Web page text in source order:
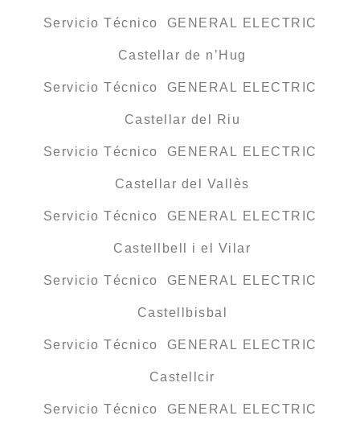
Servicio Técnico GENERAL ELECTRIC
Castellar de n’Hug
Servicio Técnico GENERAL ELECTRIC
Castellar del Riu
Servicio Técnico GENERAL ELECTRIC
Castellar del Vallès
Servicio Técnico GENERAL ELECTRIC
Castellbell i el Vilar
Servicio Técnico GENERAL ELECTRIC
Castellbisbal
Servicio Técnico GENERAL ELECTRIC
Castellcir
Servicio Técnico GENERAL ELECTRIC